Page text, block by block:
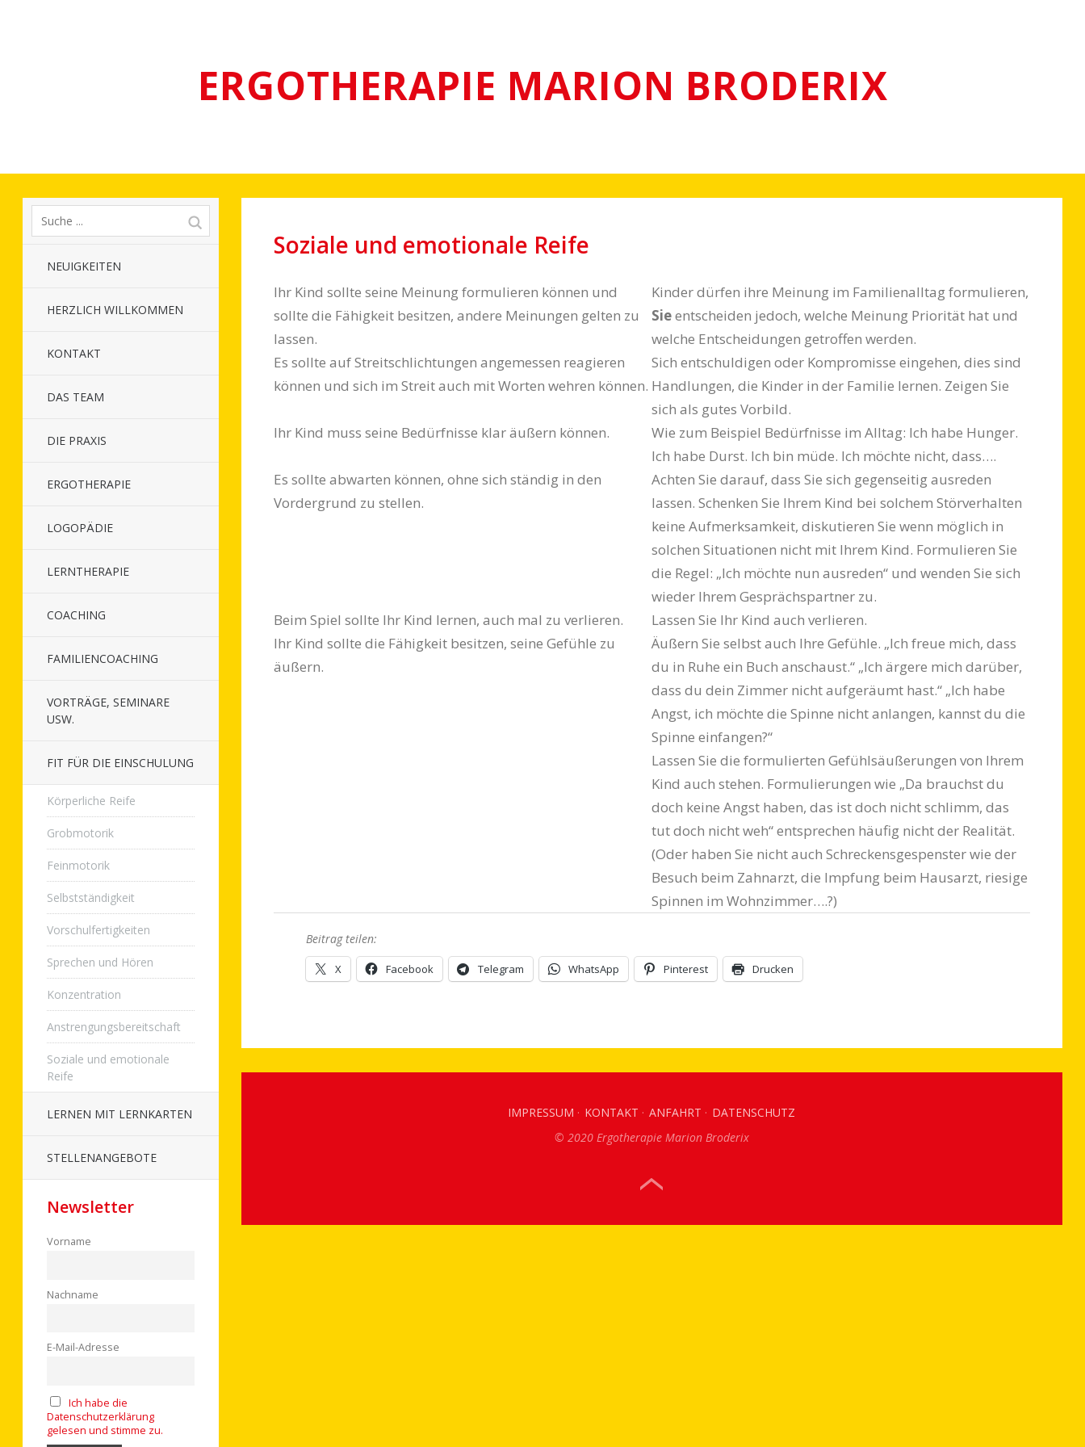
ERGOTHERAPIE MARION BRODERIX
NEUIGKEITEN
HERZLICH WILLKOMMEN
KONTAKT
DAS TEAM
DIE PRAXIS
ERGOTHERAPIE
LOGOPÄDIE
LERNTHERAPIE
COACHING
FAMILIENCOACHING
VORTRÄGE, SEMINARE
USW.
FIT FÜR DIE EINSCHULUNG
Körperliche Reife
Grobmotorik
Feinmotorik
Selbstständigkeit
Vorschulfertigkeiten
Sprechen und Hören
Konzentration
Anstrengungsbereitschaft
Soziale und emotionale
Reife
LERNEN MIT LERNKARTEN
STELLENANGEBOTE
Newsletter
Vorname
Nachname
E-Mail-Adresse
Ich habe die
Datenschutzerklärung
gelesen und stimme zu.
Soziale und emotionale Reife
Ihr Kind sollte seine Meinung formulieren können und
sollte die Fähigkeit besitzen, andere Meinungen gelten zu
lassen.
Kinder dürfen ihre Meinung im Familienalltag for­mulieren,
Sieentscheiden jedoch, welche Meinung Pri­orität hat und
welche Entscheidungen getroffen werden.
Es sollte auf Streitschlichtungen ange­mes­sen reagieren
können und sich im Streit auch mit Worten wehren können.
Sich entschuldigen oder Kompromisse eingehen, dies sind
Handlungen, die Kinder in der Familie lernen. Zeigen Sie
sich als gutes Vorbild.
Ihr Kind muss seine Bedürfnisse klar äußern können.
Wie zum Beispiel Bedürfnisse im Alltag: Ich habe Hunger.
Ich habe Durst. Ich bin müde. Ich möchte nicht, dass….
Es sollte abwarten können, ohne sich stän­dig in den
Vordergrund zu stellen.
Achten Sie darauf, dass Sie sich gegenseitig ausreden
lassen. Schenken Sie Ihrem Kind bei solchem Stör­verhalten
keine Aufmerksamkeit, diskutieren Sie wenn möglich in
solchen Situationen nicht mit Ihrem Kind. Formulieren Sie
die Regel: „Ich möchte nun ausreden“ und wenden Sie sich
wieder Ihrem Gesprächspartner zu.
Beim Spiel sollte Ihr Kind lernen, auch mal zu verlieren.
Lassen Sie Ihr Kind auch verlieren.
Ihr Kind sollte die Fähigkeit besitzen, seine Gefühle zu
äußern.
Äußern Sie selbst auch Ihre Gefühle. „Ich freue mich, dass
du in Ruhe ein Buch anschaust.“ „Ich ärgere mich darüber,
dass du dein Zimmer nicht aufgeräumt hast.“ „Ich habe
Angst, ich möchte die Spinne nicht anlangen, kannst du die
Spinne einfangen?“
Lassen Sie die formulierten Gefühlsäußerungen von Ihrem
Kind auch stehen. Formulierungen wie „Da brauchst du
doch keine Angst haben, das ist doch nicht schlimm, das
tut doch nicht weh“ entsprechen häufig nicht der Realität.
(Oder haben Sie nicht auch Schreckens­gespenster wie der
Besuch beim Zahnarzt, die Impfung beim Hausarzt, riesige
Spinnen im Wohnzimmer….?)
Beitrag teilen:
X Facebook Telegram WhatsApp Pinterest Drucken
IMPRESSUM KONTAKT ANFAHRT
DATENSCHUTZ
© 2020 Ergotherapie Marion Broderix